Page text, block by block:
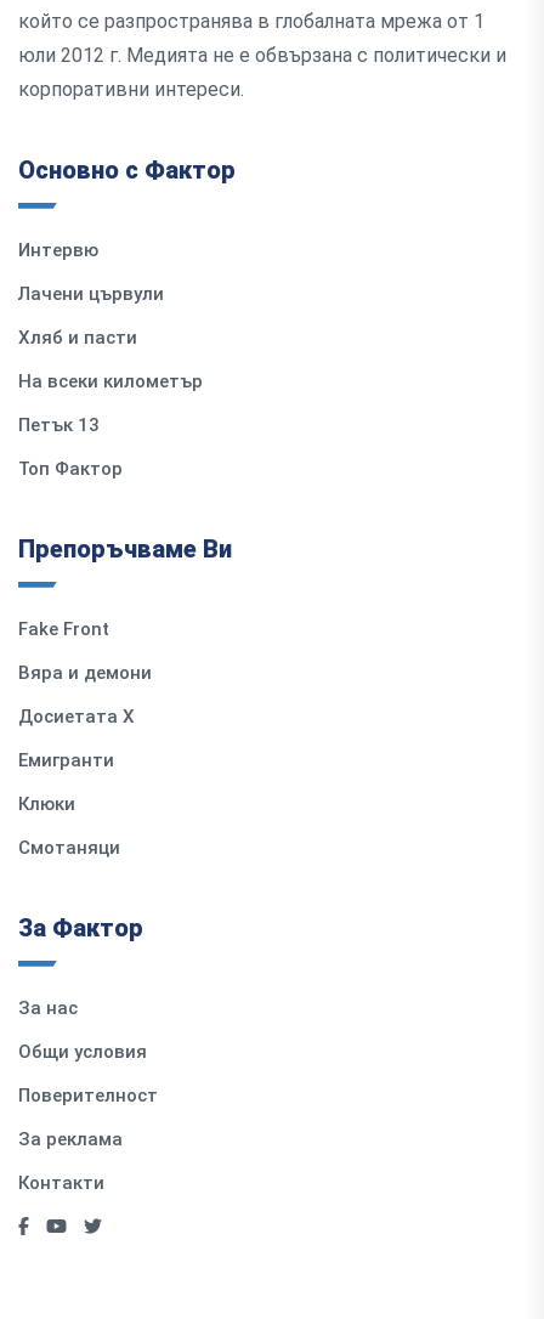
който се разпространява в глобалната мрежа от 1
юли 2012 г. Медията не е обвързана с политически и
корпоративни интереси.
Основно с Фактор
Интервю
Лачени цървули
Хляб и пасти
На всеки километър
Петък 13
Топ Фактор
Препоръчваме Ви
Fake Front
Вяра и демони
Досиетата Х
Емигранти
Клюки
Смотаняци
За Фактор
За нас
Общи условия
Поверителност
За реклама
Контакти